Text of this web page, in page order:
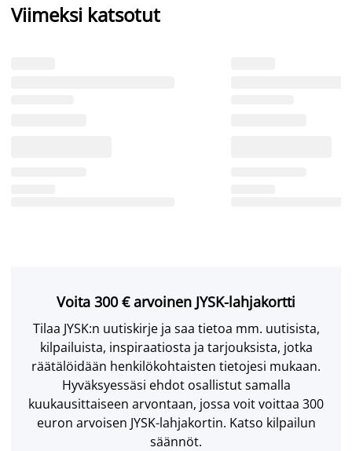
Viimeksi katsotut
Voita 300 € arvoinen JYSK-lahjakortti
Tilaa JYSK:n uutiskirje ja saa tietoa mm. uutisista,
kilpailuista, inspiraatiosta ja tarjouksista, jotka
räätälöidään henkilökohtaisten tietojesi mukaan.
Hyväksyessäsi ehdot osallistut samalla
kuukausittaiseen arvontaan, jossa voit voittaa 300
euron arvoisen JYSK-lahjakortin. Katso kilpailun
säännöt.